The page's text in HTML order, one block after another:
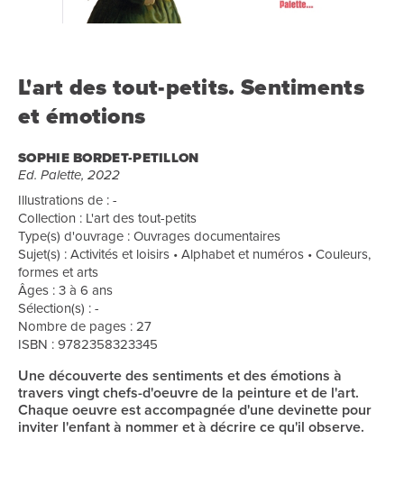
L'art des tout-petits. Sentiments
et émotions
SOPHIE BORDET-PETILLON
Ed. Palette, 2022
Illustrations de : -
Collection : L'art des tout-petits
Type(s) d'ouvrage : Ouvrages documentaires
Sujet(s) : Activités et loisirs • Alphabet et numéros • Couleurs,
formes et arts
Âges : 3 à 6 ans
Sélection(s) : -
Nombre de pages : 27
ISBN : 9782358323345
Une découverte des sentiments et des émotions à
travers vingt chefs-d'oeuvre de la peinture et de l'art.
Chaque oeuvre est accompagnée d'une devinette pour
inviter l'enfant à nommer et à décrire ce qu'il observe.